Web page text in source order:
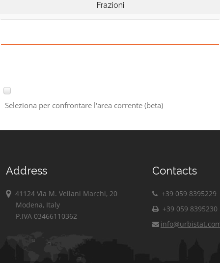
Frazioni
Seleziona per confrontare l'area corrente (beta)
Address
41124 Via M. Vellani Marchi, 20
Modena, Italy
P.IVA 03466110362
Contacts
+39 059 8395229
+39 059 8395230